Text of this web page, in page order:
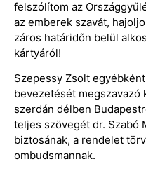
felszólítom az
az emberek szavát,
záros határidőn belül
kártyáról!
Szepessy Zsolt
bevezetését megszavazó
szerdán délben
teljes szövegét dr. Szabó
biztosának, a rendelet
ombudsmannak.